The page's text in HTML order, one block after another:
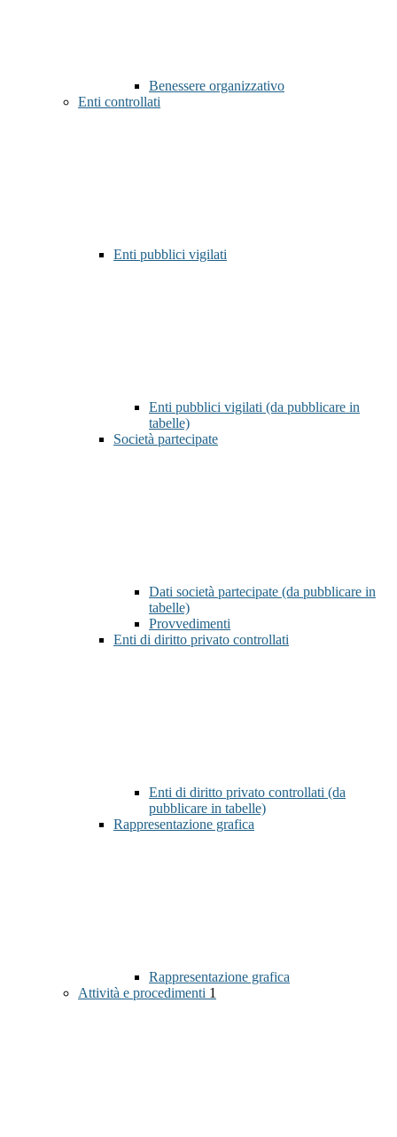
Benessere organizzativo
Enti controllati
Enti pubblici vigilati
Enti pubblici vigilati (da pubblicare in
tabelle)
Società partecipate
Dati società partecipate (da pubblicare in
tabelle)
Provvedimenti
Enti di diritto privato controllati
Enti di diritto privato controllati (da
pubblicare in tabelle)
Rappresentazione grafica
Rappresentazione grafica
Attività e procedimenti 1